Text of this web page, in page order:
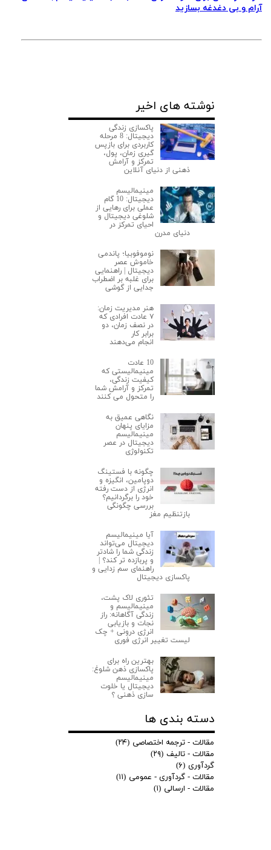
آرام و بی دغدغه بسازید
نوشته های اخیر
پاکسازی زندگی
دیجیتال: 8 مرحله
کاربردی برای بازپس
گیری زمان، پول،
تمرکز و آرامش
ذهنی از دنیای آنلاین
مینیمالیسم
دیجیتال: 10 گام
عملی برای رهایی از
شلوغی دیجیتال و
احیای تمرکز در
دنیای مدرن
نوموفوبیا؛ پاندمی
خاموش عصر
دیجیتال | راهنمایی
برای غلبه بر اضطراب
جدایی از گوشی
هنر مدیریت زمان:
۷ عادت افرادی که
در نصف زمان، دو
برابر کار
انجام می‌دهند
10 عادت
مینیمالیستی که
کیفیت زندگی،
تمرکز و آرامش شما
را متحول می کنند
نگاهی عمیق به
مزایای پنهان
مینیمالیسم
دیجیتال در عصر
تکنولوژی
چگونه با فستینگ
دوپامین، انگیزه و
انرژی از دست رفته
خود را برگردانیم؟
بررسی چگونگی
بازتنظیم مغز
آیا مینیمالیسم
دیجیتال می‌تواند
زندگی شما را شادتر
و پربازده‌ تر کند؟ |
راهنمای سم زدایی و
پاکسازی دیجیتال
تئوری لاک‌ پشت،
مینیمالیسم و
زندگی آگاهانه: راز
نجات و بازیابی
انرژی درونی + چک
لیست تغییر انرژی فوری
بهترین راه برای
پاکسازی ذهن شلوغ:
مینیمالیسم
دیجیتال یا خلوت‌
سازی ذهنی ؟
دسته بندی ها
مقالات - ترجمه اختصاصی (۲۴)
مقالات - تالیف (۲۹)
گردآوری (۶)
مقالات - گردآوری - عمومی (۱۱)
مقالات - ارسالی (۱)